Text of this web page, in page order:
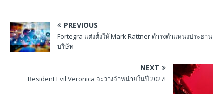
PREVIOUS
Fortegra แต่งตั้งให้ Mark Rattner ดำรงตำแหน่งประธาน
บริษัท
NEXT
Resident Evil Veronica จะวางจำหน่ายในปี 2027!